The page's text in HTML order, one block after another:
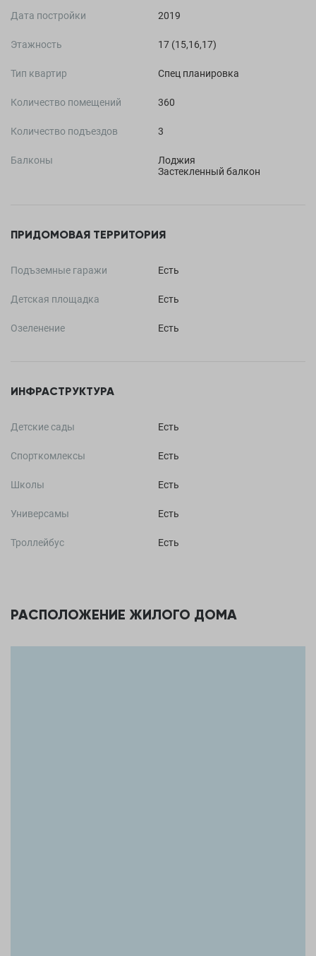
Дата постройки 2019
Этажность 17 (15,16,17)
Тип квартир Спец планировка
Количество помещений 360
Количество подъездов 3
Балконы
Лоджия
Застекленный балкон
ПРИДОМОВАЯ ТЕРРИТОРИЯ
Подъземные гаражи Есть
Детская площадка Есть
Озеленение Есть
ИНФРАСТРУКТУРА
Детские сады Есть
Спорткомлексы Есть
Школы Есть
Универсамы Есть
Троллейбус Есть
РАСПОЛОЖЕНИЕ ЖИЛОГО ДОМА